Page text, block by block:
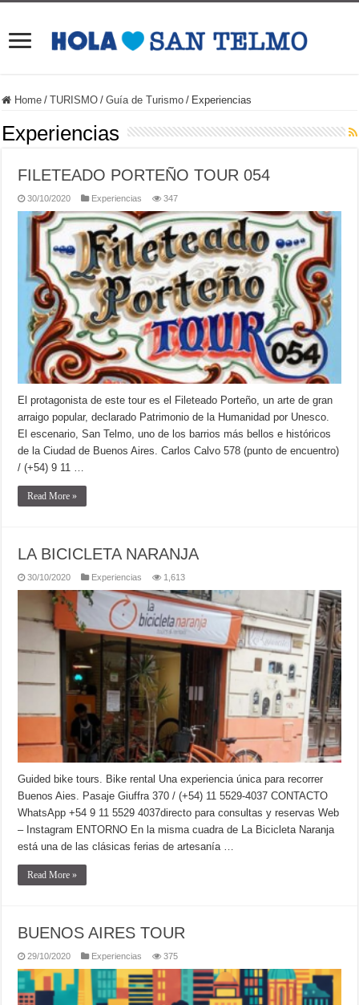
Home / TURISMO / Guía de Turismo / Experiencias
Experiencias
FILETEADO PORTEÑO TOUR 054
30/10/2020 Experiencias 347
El protagonista de este tour es el Fileteado Porteño, un arte de gran
arraigo popular, declarado Patrimonio de la Humanidad por Unesco.⁣
El escenario, San Telmo, uno de los barrios más bellos e históricos
de la Ciudad de Buenos Aires. Carlos Calvo 578 (punto de encuentro)
/ (+54) 9 11 …
Read More »
LA BICICLETA NARANJA
30/10/2020 Experiencias 1,613
Guided bike tours. Bike rental Una experiencia única para recorrer
Buenos Aies. Pasaje Giuffra 370 / (+54) 11 5529-4037 CONTACTO
WhatsApp +54 9 11 5529 4037directo para consultas y reservas Web
– Instagram ENTORNO En la misma cuadra de La Bicicleta Naranja
está una de las clásicas ferias de artesanía …
Read More »
BUENOS AIRES TOUR
29/10/2020 Experiencias 375